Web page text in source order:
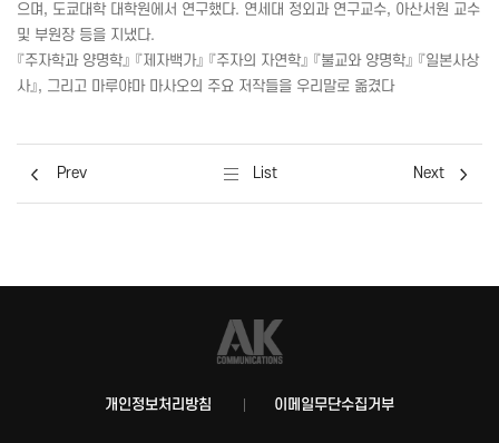
으며, 도쿄대학 대학원에서 연구했다. 연세대 정외과 연구교수, 아산서원 교수
및 부원장 등을 지냈다.
『주자학과 양명학』 『제자백가』 『주자의 자연학』 『불교와 양명학』 『일본사상
사』, 그리고 마루야마 마사오의 주요 저작들을 우리말로 옮겼다
Prev List Next
개인정보처리방침 이메일무단수집거부